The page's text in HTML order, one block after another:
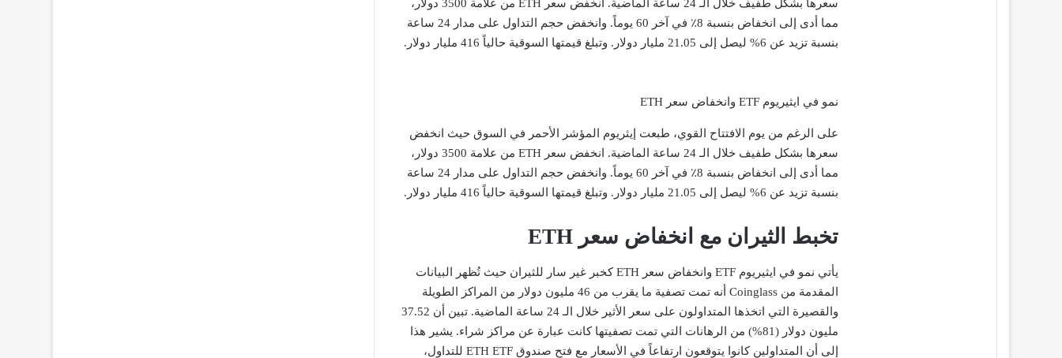
سعرها بشكل طفيف خلال الـ 24 ساعة الماضية. انخفض سعر ETH من علامة 3500 دولار،
مما أدى إلى انخفاض بنسبة 8٪ في آخر 60 يوماً. وانخفض حجم التداول على مدار 24 ساعة
بنسبة تزيد عن 6% ليصل إلى 21.05 مليار دولار. وتبلغ قيمتها السوقية حالياً 416 مليار دولار.
نمو في ايثيريوم ETF وانخفاض ​​سعر ETH
على الرغم من يوم الافتتاح القوي، طبعت إيثريوم المؤشر الأحمر في السوق حيث انخفض
سعرها بشكل طفيف خلال الـ 24 ساعة الماضية. انخفض سعر ETH من علامة 3500 دولار،
مما أدى إلى انخفاض بنسبة 8٪ في آخر 60 يوماً. وانخفض حجم التداول على مدار 24 ساعة
بنسبة تزيد عن 6% ليصل إلى 21.05 مليار دولار. وتبلغ قيمتها السوقية حالياً 416 مليار دولار.
تخبط الثيران مع انخفاض سعر ETH
يأتي نمو في ايثيريوم ETF وانخفاض ​​سعر ETH كخبر غير سار للثيران حيث تُظهر البيانات
المقدمة من Coinglass أنه تمت تصفية ما يقرب من 46 مليون دولار من المراكز الطويلة
والقصيرة التي اتخذها المتداولون على سعر الأثير خلال الـ 24 ساعة الماضية. تبين أن 37.52
مليون دولار (81%) من الرهانات التي تمت تصفيتها كانت عبارة عن مراكز شراء. يشير هذا
إلى أن المتداولين كانوا يتوقعون ارتفاعاً في الأسعار مع فتح صندوق ETH ETF للتداول،